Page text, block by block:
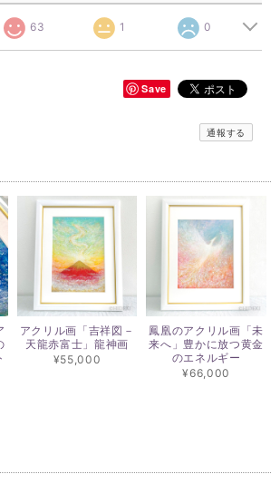
63 1 0
Save
通報する
アクリル画「吉祥図－
天龍赤富士」龍神画
¥55,000
鳳凰のアクリル画「未
来へ」豊かに放つ黄金
のエネルギー
¥66,000